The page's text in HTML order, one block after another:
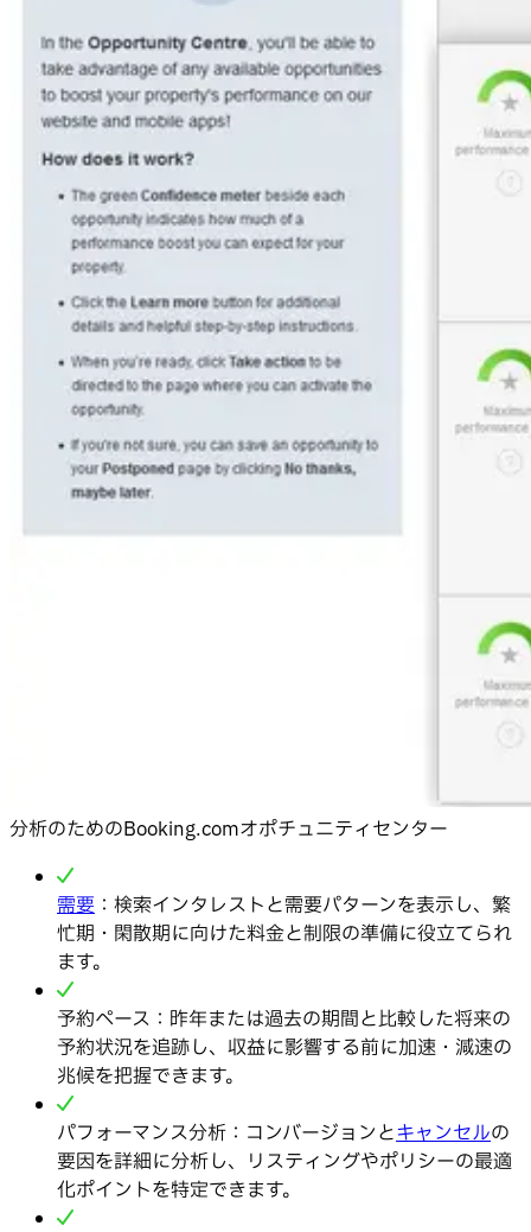
分析のためのBooking.comオポチュニティセンター
需要 ：検索インタレストと需要パターンを表示し、繁
忙期・閑散期に向けた料金と制限の準備に役立てられ
ます。
予約ペース：昨年または過去の期間と比較した将来の
予約状況を追跡し、収益に影響する前に加速・減速の
兆候を把握できます。
パフォーマンス分析：コンバージョンとキャンセルの
要因を詳細に分析し、リスティングやポリシーの最適
化ポイントを特定できます。